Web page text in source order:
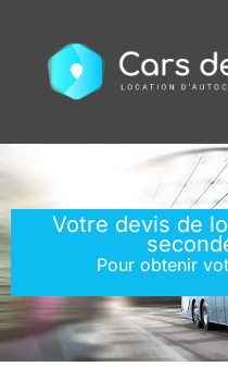
Votre devis de
Pour obtenir